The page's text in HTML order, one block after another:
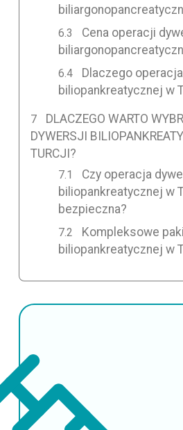
Cena operacji
Dlaczego
biliopankreatycznej w
DLACZEGO WARTO
DYWERSJI
TURCJI?
Czy operacja
biliopankreatycznej w
bezpieczna?
Kompleksowe
biliopankreatycznej w